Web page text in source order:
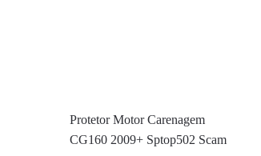
Protetor Motor Carenagem
CG160 2009+ Sptop502 Scam